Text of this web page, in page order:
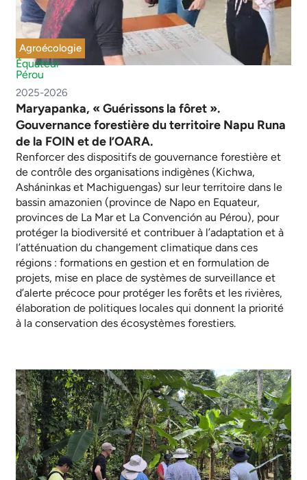
Agroécologie
Équateur
Pérou
2025-2026
Maryapanka, « Guérissons la fôret ».
Gouvernance forestière du territoire Napu Runa
de la FOIN et de l’OARA.
Renforcer des dispositifs de gouvernance forestière et
de contrôle des organisations indigènes (Kichwa,
Asháninkas et Machiguengas) sur leur territoire dans le
bassin amazonien (province de Napo en Equateur,
provinces de La Mar et La Convención au Pérou), pour
protéger la biodiversité et contribuer à l’adaptation et à
l’atténuation du changement climatique dans ces
régions : formations en gestion et en formulation de
projets, mise en place de systèmes de surveillance et
d’alerte précoce pour protéger les forêts et les rivières,
élaboration de politiques locales qui donnent la priorité
à la conservation des écosystèmes forestiers.